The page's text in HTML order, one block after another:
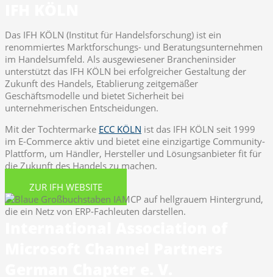
Das IFH KÖLN (Institut für Handelsforschung) ist ein
renommiertes Marktforschungs- und Beratungsunternehmen
im Handelsumfeld. Als ausgewiesener Brancheninsider
unterstützt das IFH KÖLN bei erfolgreicher Gestaltung der
Zukunft des Handels, Etablierung zeitgemäßer
Geschäftsmodelle und bietet Sicherheit bei
unternehmerischen Entscheidungen.
Mit der Tochtermarke ECC KÖLN ist das IFH KÖLN seit 1999
im E-Commerce aktiv und bietet eine einzigartige Community-
Plattform, um Händler, Hersteller und Lösungsanbieter fit für
die Zukunft des Handels zu machen.
ZUR IFH WEBSITE